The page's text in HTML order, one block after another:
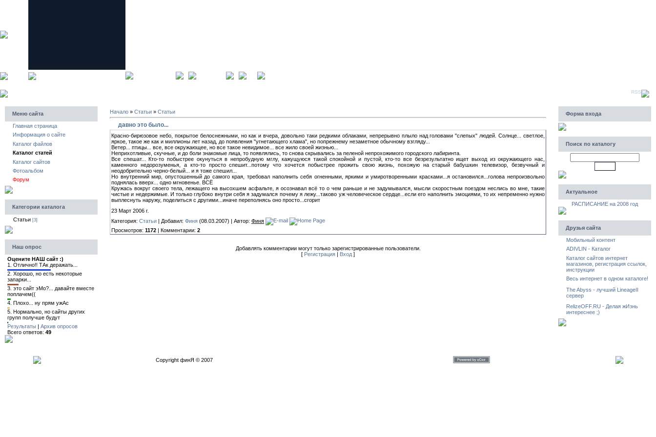
RSS
Меню сайта
Главная страница
Информация о сайте
Каталог файлов
Каталог статей
Каталог сайтов
Фотоальбом
Форум
Категории каталога
Статьи [3]
Наш опрос
Оцените НАШ сайт :)
1. Отлично!! ТАк деражать...
2. Хорошо, но есть некоторые
запарки...
3. это сайт эМо?... давайте вместе
поплачем((
4. Плохо... ну прям ужАс
5. Нормально, но сайты других
групп получше будут
Результаты | Архив опросов
Всего ответов: 49
Начало » Статьи » Статьи
давно это было...
Красно-бирюзовое небо, покрытое белоснежными, но как и вчера, довольно таки редкими облаками, непрерывно плыло над головами "слепых" людей. Солнце... светлое,
яркое, такое же как и миллионы лет назад, до появления "угнетающего хлама", но попрежнему незаметное обычному взгляду...
Ветер... птицы... все, все окружающее, но все такое невидимое... все жило своей жизнью...
Неприхотливые, скучные, и до боли знакомые лица, то появлялись, то снова скрывались за пеленой непрохожимого городского лабиринта.
Все спешат... Кто-то побыстрее окунуться в непробудную мглу, кажущуюся такой спокойной и пустой, кто-то все безрезультатно ищет выход из окружающего нас,
каменного недорозуменья, а кто-то просто спешит...потому что хочется побыстрее прожить свою жизнь, похожую на старый бабушкин телевизор, безвучный и
неодобрительно черно-белый... и я тоже спешил...
Но внутренний мир, опустошенный до самого края, требовал наполнить себя огненными, яркими и умиротворенными красками...я остановился...голова непроизвольно
поднялась вверх... одно мгновенье. ВСЁ
Кружась вокруг своего тела, лежащего на высохшем асфальте, я осознавал всё то о чем раньше и не задумывался, мысли скоростным поездом неслись во мне, такие
чистые и недержимые. И только глубоко внутри себя я задумался почему я лежу...таково уж человеческое сердце...если его наполнить эмоциями, то их непременно нужно
выплеснуть наружу, поделиться с другими...иначе переполнясь оно просто...сгорит
23 Март 2006 г.
Категория: Статьи | Добавил: Финя (08.03.2007) | Автор: Финя
Просмотров: 1172 | Комментарии: 2
Добавлять комментарии могут только зарегистрированные пользователи.
[ Регистрация | Вход ]
Форма входа
Поиск по каталогу
Актуальное
РАСПИСАНИЕ на 2008 год
Друзья сайта
Мобильный контент
ADIVLIN - Каталог
Каталог сайтов интернет
магазинов, регистрация ссылок,
инструкции
Весь интернет в одном каталоге!
The Abyss - лучший LineageII
сервер
RelizeOFF.RU - Делая жИзнь
интереснее ;)
Copyright финЯ © 2007